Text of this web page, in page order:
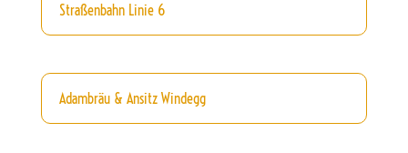
Straßenbahn Linie 6
Adambräu & Ansitz Windegg